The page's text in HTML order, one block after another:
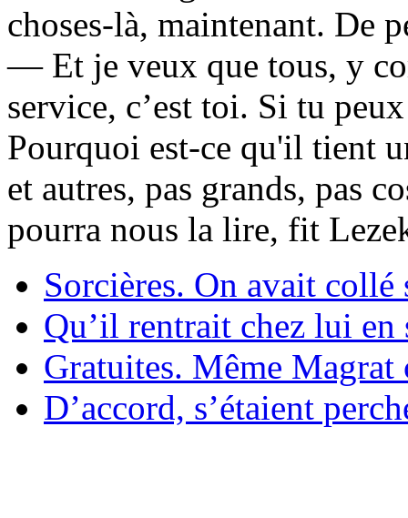
choses-là, maintenant. De
— Et je veux que tous, y
service, c’est toi. Si tu
Pourquoi est-ce qu'il tient
et autres, pas grands, pas
pourra nous la lire, fit
Sorcières. On avait collé
Qu’il rentrait chez lui en
Gratuites. Même Magrat
D’accord, s’étaient